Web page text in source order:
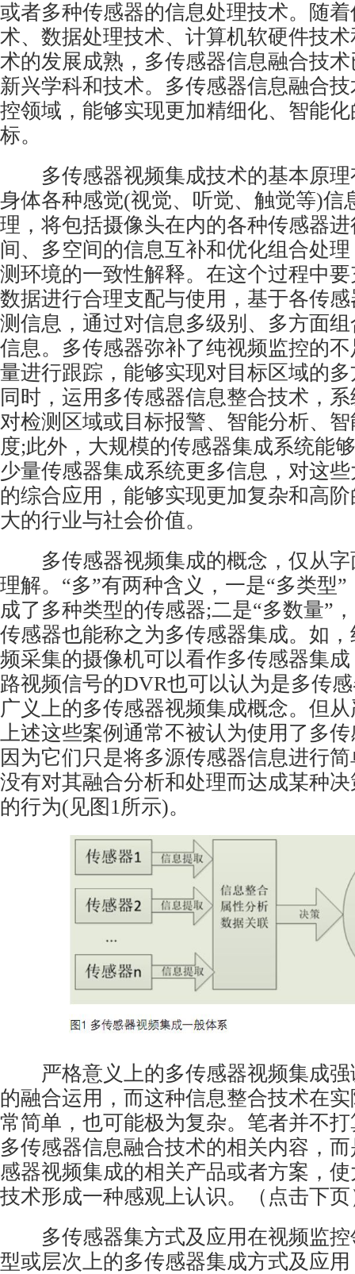
或者多种传感器的信息处理技术。随
术、数据处理技术、计算机软硬件技
术的发展成熟，多传感器信息融合技
新兴学科和技术。多传感器信息融合
控领域，能够实现更加精细化、智能化
标。
多传感器视频集成技术的基本原理
身体各种感觉(视觉、听觉、触觉等)信
理，将包括摄像头在内的各种传感器
间、多空间的信息互补和优化组合处
测环境的一致性解释。在这个过程中
数据进行合理支配与使用，基于各传
测信息，通过对信息多级别、多方面
信息。多传感器弥补了纯视频监控的
量进行跟踪，能够实现对目标区域的
同时，运用多传感器信息整合技术，
对检测区域或目标报警、智能分析、
度;此外，大规模的传感器集成系统能
少量传感器集成系统更多信息，对这
的综合应用，能够实现更加复杂和高
大的行业与社会价值。
多传感器视频集成的概念，仅从字
理解。“多”有两种含义，一是“多类型
成了多种类型的传感器;二是“多数量”
传感器也能称之为多传感器集成。如
频采集的摄像机可以看作多传感器集
路视频信号的DVR也可以认为是多传
广义上的多传感器视频集成概念。但
上述这些案例通常不被认为使用了多
因为它们只是将多源传感器信息进行
没有对其融合分析和处理而达成某种
的行为(见图1所示)。
严格意义上的多传感器视频集成强
的融合运用，而这种信息整合技术在
常简单，也可能极为复杂。笔者并不
多传感器信息融合技术的相关内容，
感器视频集成的相关产品或者方案，
技术形成一种感观上认识。（点击下页
多传感器集方式及应用在视频监控
型或层次上的多传感器集成方式及应